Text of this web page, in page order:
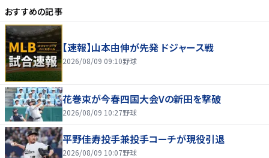
おすすめの記事
【速報】山本由伸が先発 ドジャース戦
2026/08/09 09:10野球
花巻東が今春四国大会Vの新田を撃破
2026/08/09 10:27野球
平野佳寿投手兼投手コーチが現役引退
2026/08/09 10:07野球